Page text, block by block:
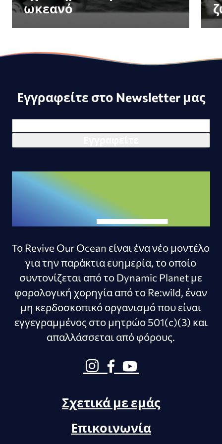
ωκεανό
Εγγραφείτε στο Newsletter μας
Το Revive Our Ocean είναι ένα νέο μοντέλο
για την παράκτια ευημερία, το οποίο
συντονίζεται από το Dynamic Planet με
φορολογική χορηγία από το Re:wild, έναν
μη κερδοσκοπικό οργανισμό που είναι
εγγεγραμμένος στο μητρώο 501(c)(3) και
απαλλάσσεται από φόρους.
Σχετικά με εμάς
Επικοινωνία